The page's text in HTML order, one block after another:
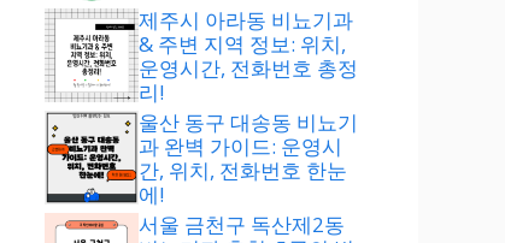
제주시 아라동 비뇨기과
& 주변 지역 정보: 위치,
운영시간, 전화번호 총정
리!
울산 동구 대송동 비뇨기
과 완벽 가이드: 운영시
간, 위치, 전화번호 한눈
에!
서울 금천구 독산제2동